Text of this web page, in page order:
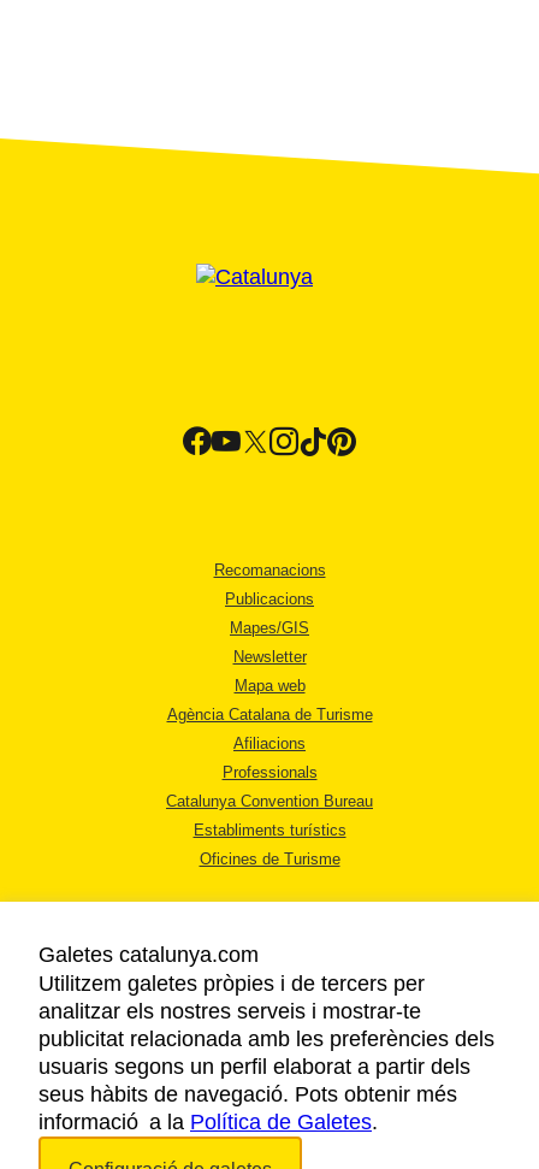
Recomanacions
Publicacions
Mapes/GIS
Newsletter
Mapa web
Agència Catalana de Turisme
Afiliacions
Professionals
Catalunya Convention Bureau
Establiments turístics
Oficines de Turisme
AVÍS LEGAL
POLÍTICA DE PRIVACITAT
COOKIES
ACCESSIBILITAT
Galetes catalunya.com
Utilitzem galetes pròpies i de tercers per
analitzar els nostres serveis i mostrar-te
publicitat relacionada amb les preferències dels
usuaris segons un perfil elaborat a partir dels
seus hàbits de navegació. Pots obtenir més
informació a la Política de Galetes.